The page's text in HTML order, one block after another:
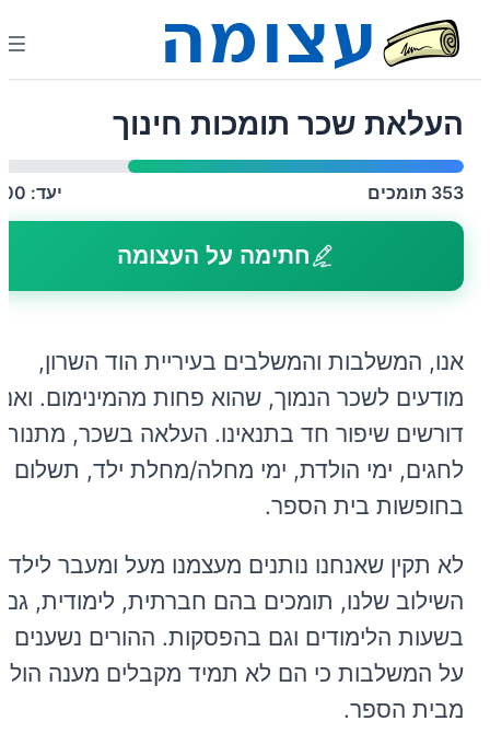
העלאת שכר תומכות חינוך
353 תומכים יעד:
חתימה על העצומה
אנו, המשלבות והמשלבים בעיריית הוד השרון,
מודעים לשכר הנמוך, שהוא פחות מהמינימום. ואנו
דורשים שיפור חד בתנאינו. העלאה בשכר, מתנות
לחגים, ימי הולדת, ימי מחלה/מחלת ילד, תשלום
בחופשות בית הספר.
לא תקין שאנחנו נותנים מעצמנו מעל ומעבר לילדי
השילוב שלנו, תומכים בהם חברתית, לימודית, גם
בשעות הלימודים וגם בהפסקות. ההורים נשענים
על המשלבות כי הם לא תמיד מקבלים מענה
מבית הספר.